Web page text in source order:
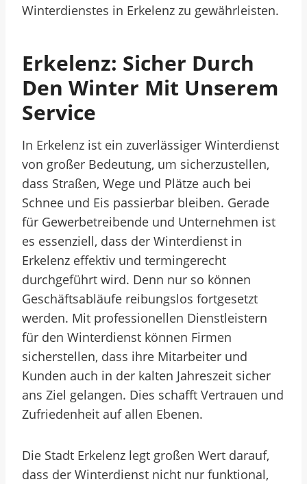
Winterdienstes in Erkelenz zu gewährleisten.
Erkelenz: Sicher Durch
Den Winter Mit Unserem
Service
In Erkelenz ist ein zuverlässiger Winterdienst
von großer Bedeutung, um sicherzustellen,
dass Straßen, Wege und Plätze auch bei
Schnee und Eis passierbar bleiben. Gerade
für Gewerbetreibende und Unternehmen ist
es essenziell, dass der Winterdienst in
Erkelenz effektiv und termingerecht
durchgeführt wird. Denn nur so können
Geschäftsabläufe reibungslos fortgesetzt
werden. Mit professionellen Dienstleistern
für den Winterdienst können Firmen
sicherstellen, dass ihre Mitarbeiter und
Kunden auch in der kalten Jahreszeit sicher
ans Ziel gelangen. Dies schafft Vertrauen und
Zufriedenheit auf allen Ebenen.
Die Stadt Erkelenz legt großen Wert darauf,
dass der Winterdienst nicht nur funktional,